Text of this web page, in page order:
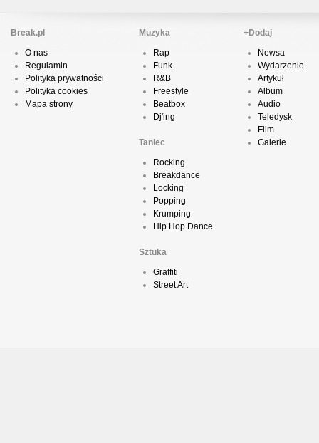
Break.pl
O nas
Regulamin
Polityka prywatności
Polityka cookies
Mapa strony
Muzyka
Rap
Funk
R&B
Freestyle
Beatbox
Dj'ing
Taniec
Rocking
Breakdance
Locking
Popping
Krumping
Hip Hop Dance
Sztuka
Graffiti
Street Art
+Dodaj
Newsa
Wydarzenie
Artykuł
Album
Audio
Teledysk
Film
Galerie